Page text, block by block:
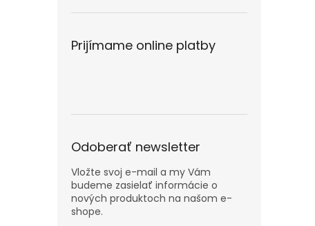
Prijímame online platby
Odoberať newsletter
Vložte svoj e-mail a my Vám
budeme zasielať informácie o
nových produktoch na našom e-
shope.